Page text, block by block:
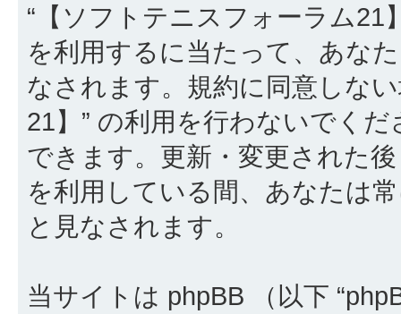
“【ソフトテニスフォーラム21
を利用するに当たって、あな
なされます。規約に同意しな
21】” の利用を行わないでく
できます。更新・変更された
を利用している間、あなたは
と見なされます。
当サイトは phpBB （以下